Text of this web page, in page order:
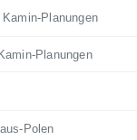
Planungen
Planungen
Polen